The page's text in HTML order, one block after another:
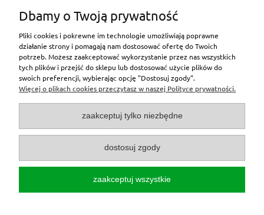
« 1 2 3 4 5 ... 1314
inne
Moje konto
O nas
Zamówienia
Zwroty/reklamacje
Dbamy o Twoją prywatność
Pliki cookies i pokrewne im technologie umożliwiają poprawne
działanie strony i pomagają nam dostosować ofertę do Twoich
potrzeb. Możesz zaakceptować wykorzystanie przez nas wszystkich
tych plików i przejść do sklepu lub dostosować użycie plików do
swoich preferencji, wybierając opcję "Dostosuj zgody".
Więcej o plikach cookies przeczytasz w naszej Polityce prywatności.
zaakceptuj tylko niezbędne
dostosuj zgody
zaakceptuj wszystkie